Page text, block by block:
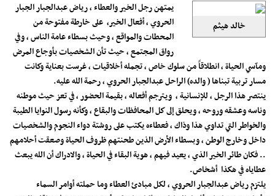
خالد هيثم
يمتهن رجل الخير والعطاء ، رياض عبدالجبار الجبار
الحروي ، أفعال الخير، على خارطة مفتوحة من
المحطات والمواقع ، وحيث بسطاء عامة الناس ، وفي
رواق المجتمع ، حيث تأن الشخصيات بأوجاع المرض
ومآسي الحياة ، انطلاقاً من سلوك خاص ، تجمله أخلاقيات ، غرست بعناية وكانت
مسار تربية تبناها ( والده) الراحل عبدالجبار الحروي ، رحمة الله عليه.
ينتصر هذا الرجل ، للإنسانية ، ويترجم أفعاله ، بقيمة الحضور ، في تعز حيث موطنه
وناسه وعشقه وروحه ، ويحلق إلى كل المحافظات والبقاع ، وكأنه رسول النوايا الطيبة
والخواطر التي تداوي هذا وذاك ، فعطاءه يكتب على روشتة دواء النجوم والشخصيات
داخل وخارج الوطن ، وبسطاء الأرض الذين طحنتهم ظروف الحياة وصعقت أحلامهم
.. فكان طائر الخير الذي ، يعيد فيهم ، هوية البقاء في الحياة ، والادراك أن الله يبعث
عطاياه في هكذا أشخاص.
يلتزم رياض عبدالجبار الحروي ، لكل مبادئ العطاء وما حملته أوامر السماء